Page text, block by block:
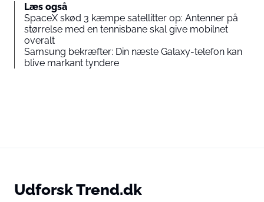
Læs også
SpaceX skød 3 kæmpe satellitter op: Antenner på
størrelse med en tennisbane skal give mobilnet
overalt
Samsung bekræfter: Din næste Galaxy-telefon kan
blive markant tyndere
Udforsk Trend.dk